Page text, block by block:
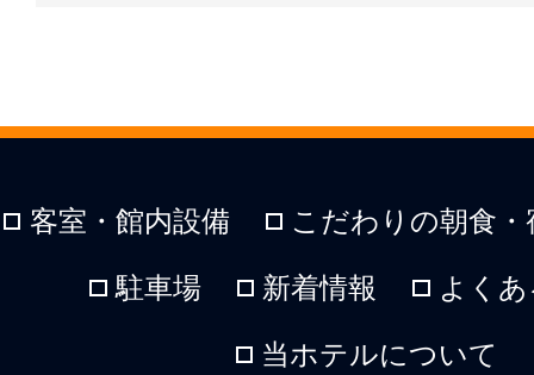
客室・館内設備 こだわりの朝食
駐車場 新着情報 よく
当ホテルについて